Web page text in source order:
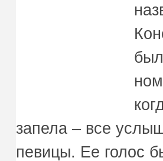
запела – все
певицы. Ее голос